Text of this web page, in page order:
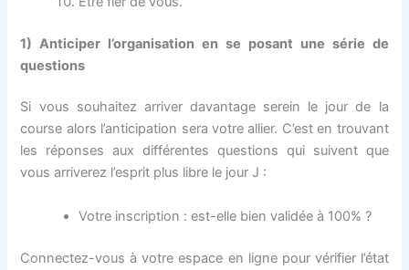
1) Anticiper l’organisation en se posant une série de
questions
Si vous souhaitez arriver davantage serein le jour de la
course alors l’anticipation sera votre allier. C’est en trouvant
les réponses aux différentes questions qui suivent que
vous arriverez l’esprit plus libre le jour J :
Votre inscription : est-elle bien validée à 100% ?
Connectez-vous à votre espace en ligne pour vérifier l’état